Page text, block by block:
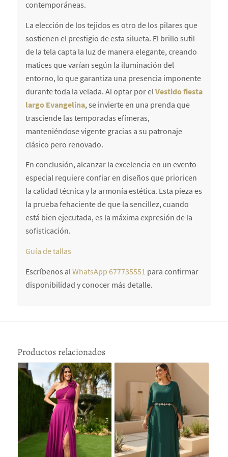
contemporáneas.
La elección de los tejidos es otro de los pilares que
sostienen el prestigio de esta silueta. El brillo sutil
de la tela capta la luz de manera elegante, creando
matices que varían según la iluminación del
entorno, lo que garantiza una presencia imponente
durante toda la velada. Al optar por el Vestido fiesta
largo Evangelina, se invierte en una prenda que
trasciende las temporadas efímeras,
manteniéndose vigente gracias a su patronaje
clásico pero renovado.
En conclusión, alcanzar la excelencia en un evento
especial requiere confiar en diseños que prioricen
la calidad técnica y la armonía estética. Esta pieza es
la prueba fehaciente de que la sencillez, cuando
está bien ejecutada, es la máxima expresión de la
sofisticación.
Guía de tallas
Escríbenos al WhatsApp 677735551 para confirmar
disponibilidad y conocer más detalle.
Productos relacionados